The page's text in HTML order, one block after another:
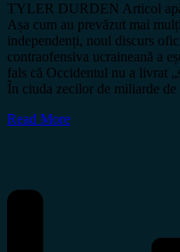
TYLER DURDEN Articol
Așa cum au prevăzut mai
independenți, noul discurs
contraofensiva ucraineană a
fals că Occidentul nu a livrat
În ciuda zecilor de miliarde
Read More